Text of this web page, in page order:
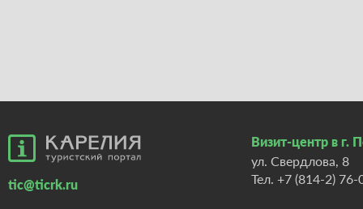
tic@ticrk.ru
Визит-центр в г.
ул. Свердлова, 8
Тел. +7 (814-2) 76-